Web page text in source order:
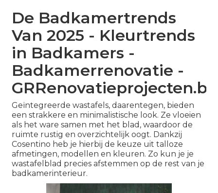
De Badkamertrends
Van 2025 - Kleurtrends
in Badkamers -
Badkamerrenovatie -
GRRenovatieprojecten.be
Geïntegreerde wastafels, daarentegen, bieden
een strakkere en minimalistische look. Ze vloeien
als het ware samen met het blad, waardoor de
ruimte rustig en overzichtelijk oogt. Dankzij
Cosentino heb je hierbij de keuze uit talloze
afmetingen, modellen en kleuren. Zo kun je je
wastafelblad precies afstemmen op de rest van je
badkamerinterieur.